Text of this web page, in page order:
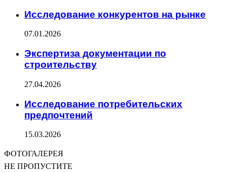
Исследование конкурентов на рынке
07.01.2026
Экспертиза документации по
строительству
27.04.2026
Исследование потребительских
предпочтений
15.03.2026
ФОТОГАЛЕРЕЯ
НЕ ПРОПУСТИТЕ